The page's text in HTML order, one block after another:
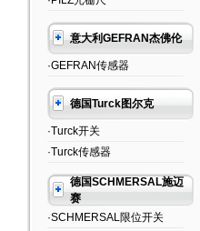
意大利GEFRAN杰佛伦
·GEFRAN传感器
德国Turck图尔克
·Turck开关
·Turck传感器
德国SCHMERSAL施迈
赛
·SCHMERSAL限位开关